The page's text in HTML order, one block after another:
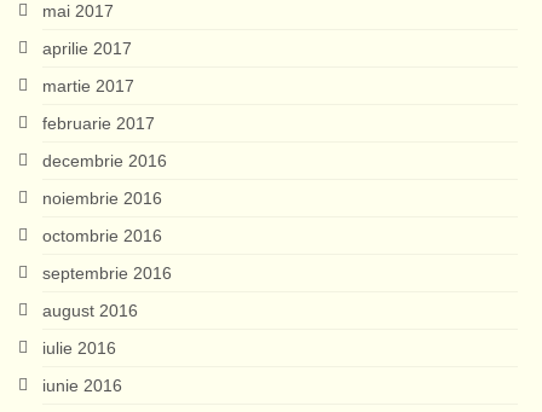
mai 2017
aprilie 2017
martie 2017
februarie 2017
decembrie 2016
noiembrie 2016
octombrie 2016
septembrie 2016
august 2016
iulie 2016
iunie 2016